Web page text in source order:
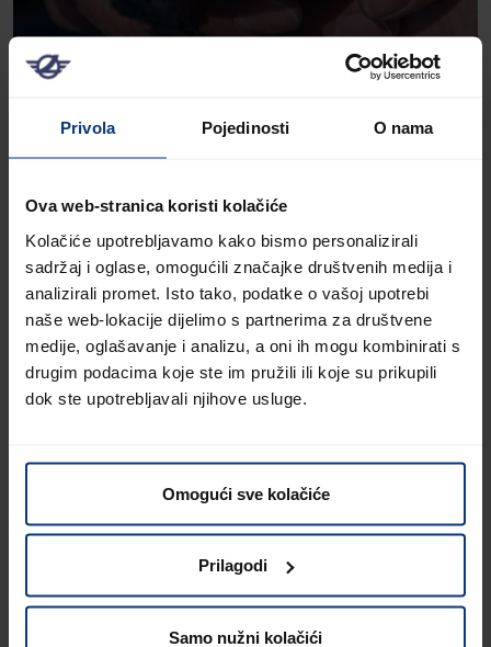
Privola Pojedinosti O nama
Ova web-stranica koristi kolačiće
Kolačiće upotrebljavamo kako bismo personalizirali
sadržaj i oglase, omogućili značajke društvenih medija i
analizirali promet. Isto tako, podatke o vašoj upotrebi
naše web-lokacije dijelimo s partnerima za društvene
medije, oglašavanje i analizu, a oni ih mogu kombinirati s
drugim podacima koje ste im pružili ili koje su prikupili
dok ste upotrebljavali njihove usluge.
Omogući sve kolačiće
Prilagodi
Samo nužni kolačići
Usluge s koje dodaju vrijednost
Više usluga servisa
tvrtke Lagermax.